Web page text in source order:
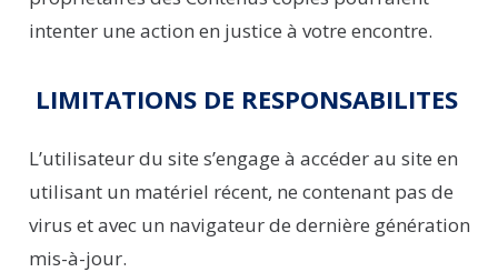
intenter une action en justice à votre encontre.
LIMITATIONS DE RESPONSABILITES
L’utilisateur du site s’engage à accéder au site en
utilisant un matériel récent, ne contenant pas de
virus et avec un navigateur de dernière génération
mis-à-jour.